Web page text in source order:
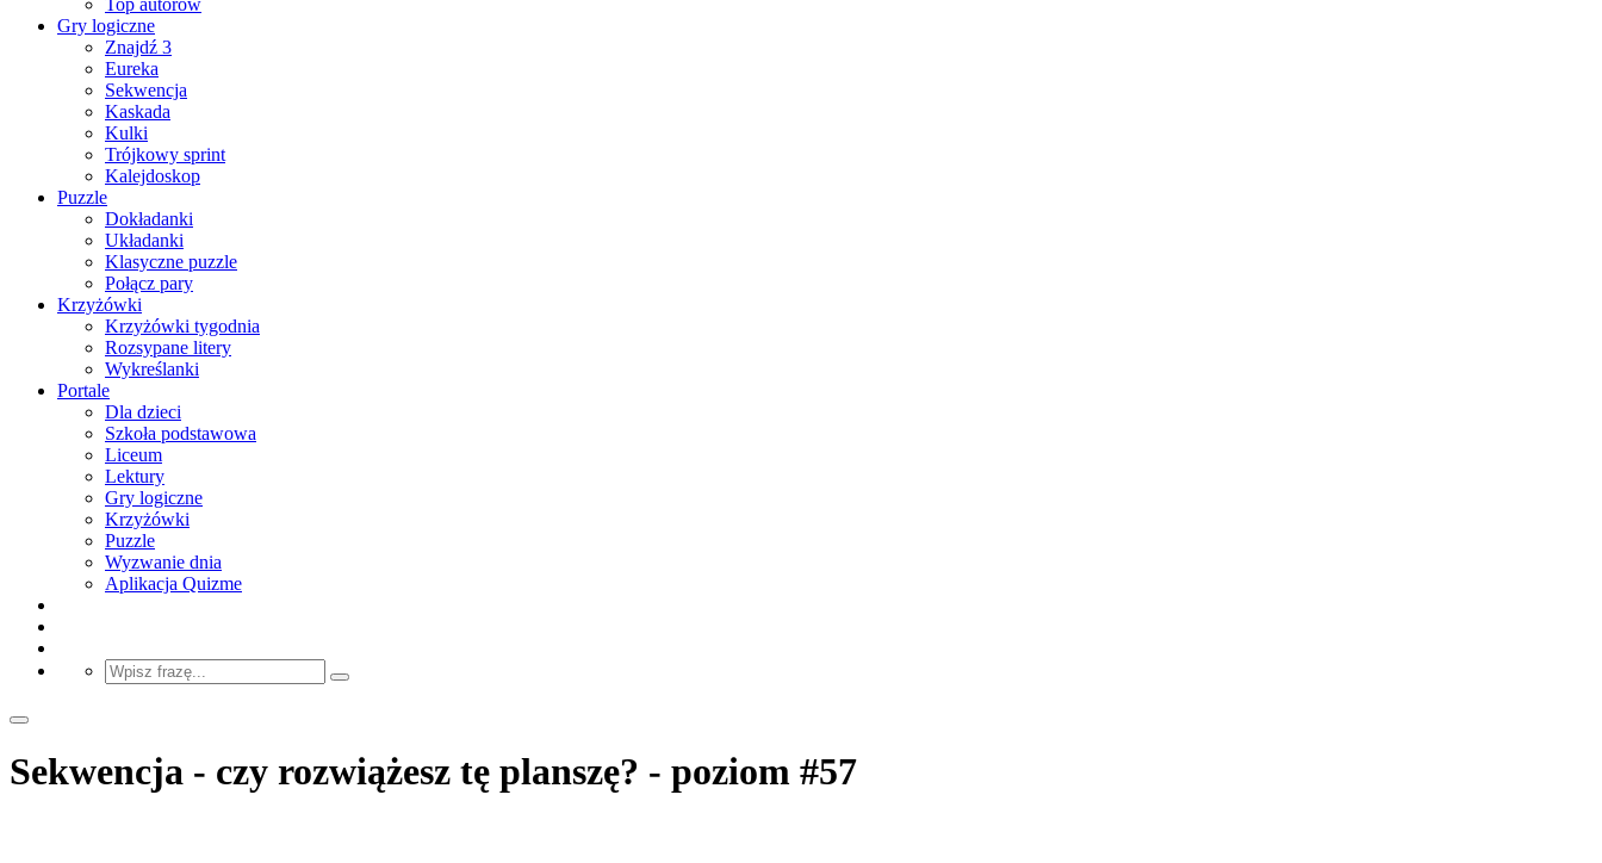
Gry logiczne
Znajdź 3
Eureka
Sekwencja
Kaskada
Kulki
Trójkowy sprint
Kalejdoskop
Puzzle
Dokładanki
Układanki
Klasyczne puzzle
Połącz pary
Krzyżówki
Krzyżówki tygodnia
Rozsypane litery
Wykreślanki
Portale
Dla dzieci
Szkoła podstawowa
Liceum
Lektury
Gry logiczne
Krzyżówki
Puzzle
Wyzwanie dnia
Aplikacja Quizme
Sekwencja - czy rozwiążesz tę planszę? - poziom #57